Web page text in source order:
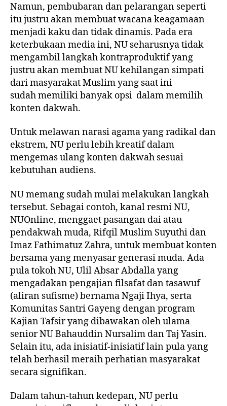
Namun, pembubaran dan pelarangan seperti
itu justru akan membuat wacana keagamaan
menjadi kaku dan tidak dinamis. Pada era
keterbukaan media ini, NU seharusnya tidak
mengambil langkah kontraproduktif yang
justru akan membuat NU kehilangan simpati
dari masyarakat Muslim yang saat ini
sudahmemiliki banyak opsi dalam memilih
konten dakwah.
Untuk melawan narasi agama yang radikal dan
ekstrem, NU perlu lebih kreatif dalam
mengemas ulang konten dakwah sesuai
kebutuhan audiens.
NU memang sudah mulai melakukan langkah
tersebut. Sebagai contoh, kanal resmi NU,
NUOnline, menggaet pasangan dai atau
pendakwah muda, Rifqil Muslim Suyuthi dan
Imaz Fathimatuz Zahra, untuk membuat konten
bersama yang menyasar generasi muda. Ada
pula tokoh NU, Ulil Absar Abdalla yang
mengadakanpengajian filsafat dan tasawuf
(aliran sufisme) bernama Ngaji Ihya, serta
Komunitas Santri Gayeng denganprogram
Kajian Tafsiryang dibawakan oleh ulama
senior NU Bahauddin Nursalim dan Taj Yasin.
Selain itu, ada inisiatif-inisiatif lain pula yang
telah berhasil meraih perhatian masyarakat
secara signifikan.
Dalam tahun-tahun kedepan, NU perlu